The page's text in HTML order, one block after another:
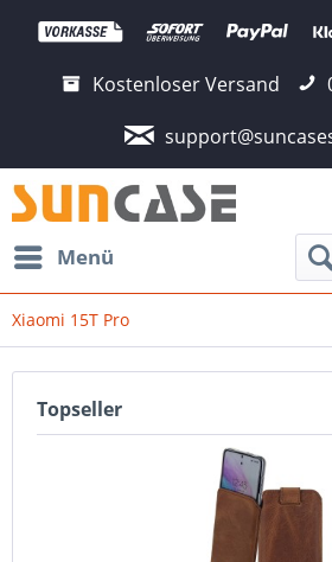
Kostenloser Versand
Menü
Xiaomi 15T Pro
Topseller